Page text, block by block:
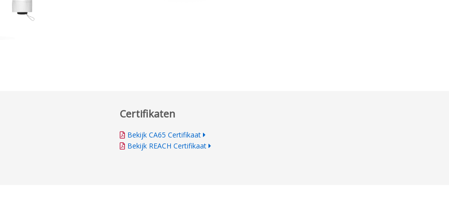
Certifikaten
Bekijk CA65 Certifikaat
Bekijk REACH Certifikaat